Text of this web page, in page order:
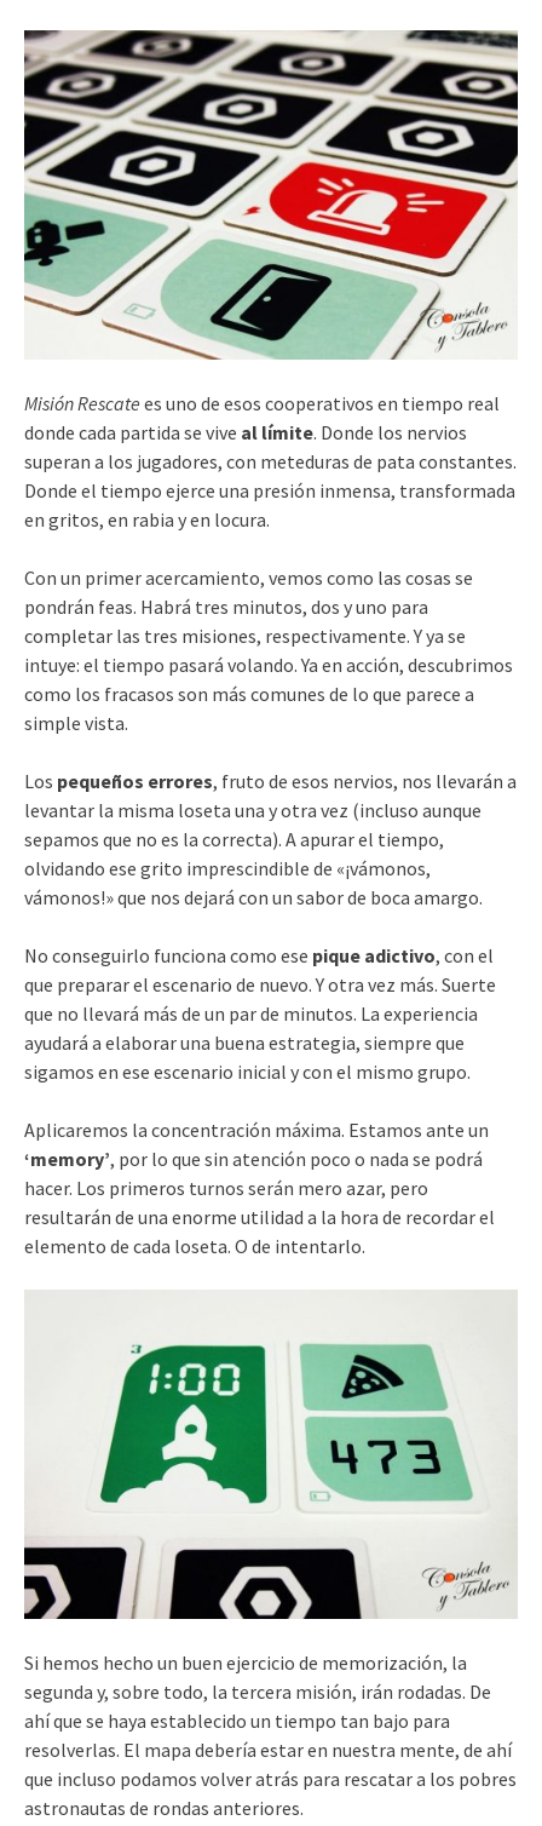
Misión Rescate es uno de esos cooperativos en tiempo real
donde cada partida se vive al límite. Donde los nervios
superan a los jugadores, con meteduras de pata constantes.
Donde el tiempo ejerce una presión inmensa, transformada
en gritos, en rabia y en locura.
Con un primer acercamiento, vemos como las cosas se
pondrán feas. Habrá tres minutos, dos y uno para
completar las tres misiones, respectivamente. Y ya se
intuye: el tiempo pasará volando. Ya en acción, descubrimos
como los fracasos son más comunes de lo que parece a
simple vista.
Los pequeños errores, fruto de esos nervios, nos llevarán a
levantar la misma loseta una y otra vez (incluso aunque
sepamos que no es la correcta). A apurar el tiempo,
olvidando ese grito imprescindible de «¡vámonos,
vámonos!» que nos dejará con un sabor de boca amargo.
No conseguirlo funciona como ese pique adictivo, con el
que preparar el escenario de nuevo. Y otra vez más. Suerte
que no llevará más de un par de minutos. La experiencia
ayudará a elaborar una buena estrategia, siempre que
sigamos en ese escenario inicial y con el mismo grupo.
Aplicaremos la concentración máxima. Estamos ante un
‘memory’, por lo que sin atención poco o nada se podrá
hacer. Los primeros turnos serán mero azar, pero
resultarán de una enorme utilidad a la hora de recordar el
elemento de cada loseta. O de intentarlo.
Si hemos hecho un buen ejercicio de memorización, la
segunda y, sobre todo, la tercera misión, irán rodadas. De
ahí que se haya establecido un tiempo tan bajo para
resolverlas. El mapa debería estar en nuestra mente, de ahí
que incluso podamos volver atrás para rescatar a los pobres
astronautas de rondas anteriores.